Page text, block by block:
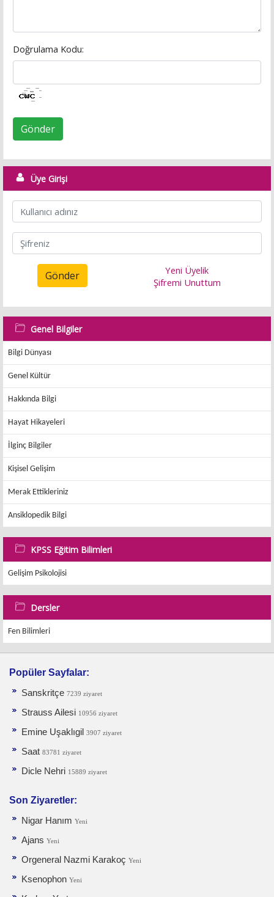
Doğrulama Kodu:
Gönder
Üye Girişi
Gönder
Yeni Üyelik
Şifremi Unuttum
Genel Bilgiler
Bilgi Dünyası
Genel Kültür
Hakkında Bilgi
Hayat Hikayeleri
İlginç Bilgiler
Kişisel Gelişim
Merak Ettikleriniz
Ansiklopedik Bilgi
KPSS Eğitim Bilimleri
Gelişim Psikolojisi
Dersler
Fen Bilimleri
Popüler Sayfalar:
Sanskritçe 7239 ziyaret
Strauss Ailesi 10956 ziyaret
Emine Uşaklıgil 3907 ziyaret
Saat 83781 ziyaret
Dicle Nehri 15889 ziyaret
Son Ziyaretler:
Nigar Hanım Yeni
Ajans Yeni
Orgeneral Nazmi Karakoç Yeni
Ksenophon Yeni